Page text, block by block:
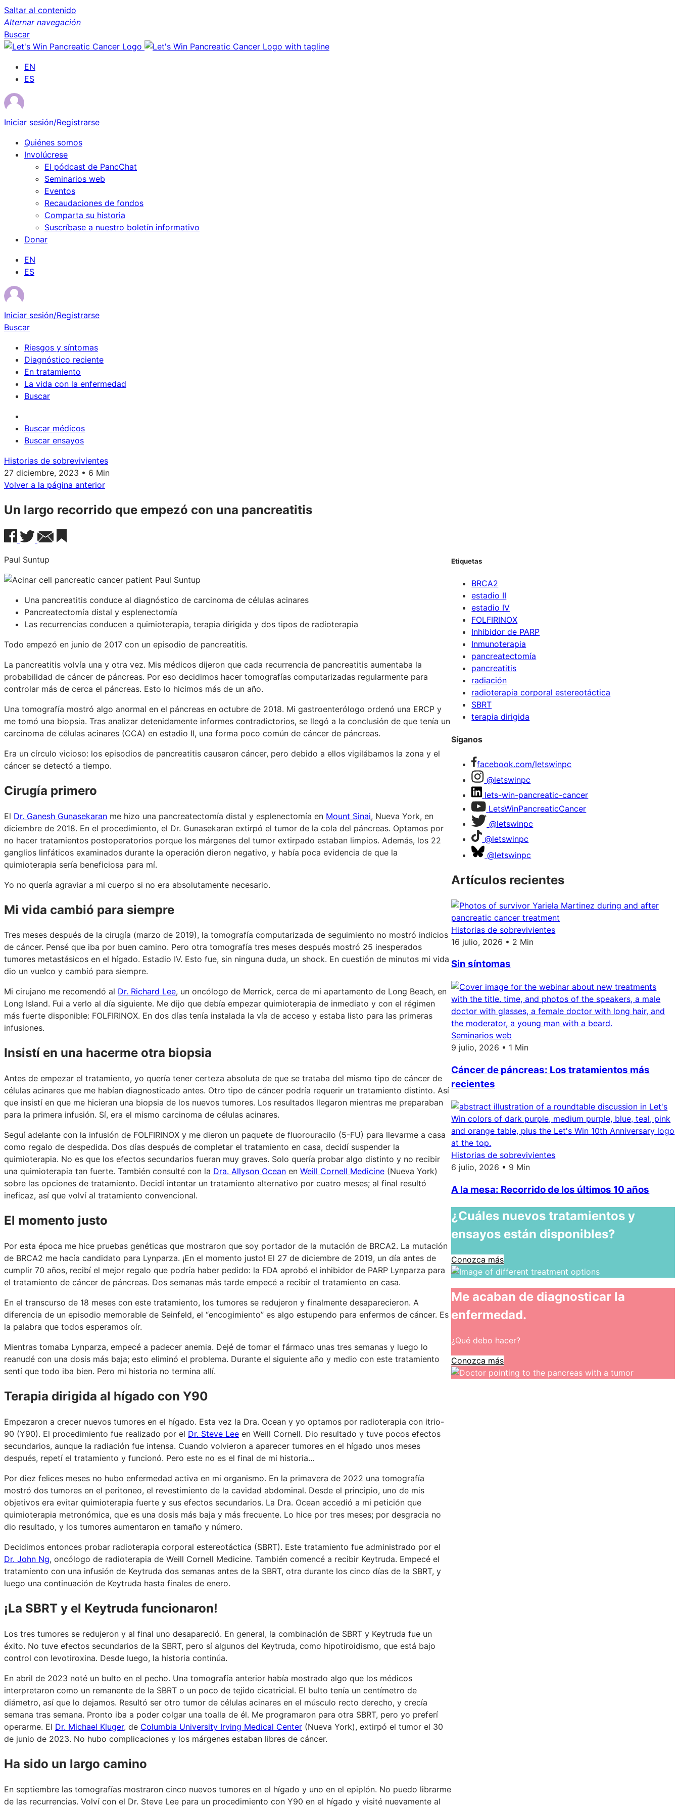
Saltar al contenido
Alternar navegación
Buscar
EN
ES
Iniciar sesión/Registrarse
Quiénes somos
Involúcrese
El pódcast de PancChat
Seminarios web
Eventos
Recaudaciones de fondos
Comparta su historia
Suscríbase a nuestro boletín informativo
Donar
EN
ES
Iniciar sesión/Registrarse
Buscar
Riesgos y síntomas
Diagnóstico reciente
En tratamiento
La vida con la enfermedad
Buscar
Buscar médicos
Buscar ensayos
Historias de sobrevivientes
27 diciembre, 2023 • 6 Min
Volver a la página anterior
Un largo recorrido que empezó con una pancreatitis
Paul Suntup
Una pancreatitis conduce al diagnóstico de carcinoma de células acinares
Pancreatectomía distal y esplenectomía
Las recurrencias conducen a quimioterapia, terapia dirigida y dos tipos de radioterapia
Todo empezó en junio de 2017 con un episodio de pancreatitis.
La pancreatitis volvía una y otra vez. Mis médicos dijeron que cada recurrencia de pancreatitis aumentaba la
probabilidad de cáncer de páncreas. Por eso decidimos hacer tomografías computarizadas regularmente para
controlar más de cerca el páncreas. Esto lo hicimos más de un año.
Una tomografía mostró algo anormal en el páncreas en octubre de 2018. Mi gastroenterólogo ordenó una ERCP y
me tomó una biopsia. Tras analizar detenidamente informes contradictorios, se llegó a la conclusión de que tenía un
carcinoma de células acinares (CCA) en estadio II, una forma poco común de cáncer de páncreas.
Era un círculo vicioso: los episodios de pancreatitis causaron cáncer, pero debido a ellos vigilábamos la zona y el
cáncer se detectó a tiempo.
Cirugía primero
El Dr. Ganesh Gunasekaran me hizo una pancreatectomía distal y esplenectomía en Mount Sinai, Nueva York, en
diciembre de 2018. En el procedimiento, el Dr. Gunasekaran extirpó el tumor de la cola del páncreas. Optamos por
no hacer tratamientos postoperatorios porque los márgenes del tumor extirpado estaban limpios. Además, los 22
ganglios linfáticos examinados durante la operación dieron negativo, y había poca evidencia de que la
quimioterapia sería beneficiosa para mí.
Yo no quería agraviar a mi cuerpo si no era absolutamente necesario.
Mi vida cambió para siempre
Tres meses después de la cirugía (marzo de 2019), la tomografía computarizada de seguimiento no mostró indicios
de cáncer. Pensé que iba por buen camino. Pero otra tomografía tres meses después mostró 25 inesperados
tumores metastásicos en el hígado. Estadio IV. Esto fue, sin ninguna duda, un shock. En cuestión de minutos mi vida
dio un vuelco y cambió para siempre.
Mi cirujano me recomendó al Dr. Richard Lee, un oncólogo de Merrick, cerca de mi apartamento de Long Beach, en
Long Island. Fui a verlo al día siguiente. Me dijo que debía empezar quimioterapia de inmediato y con el régimen
más fuerte disponible: FOLFIRINOX. En dos días tenía instalada la vía de acceso y estaba listo para las primeras
infusiones.
Insistí en una hacerme otra biopsia
Antes de empezar el tratamiento, yo quería tener certeza absoluta de que se trataba del mismo tipo de cáncer de
células acinares que me habían diagnosticado antes. Otro tipo de cáncer podría requerir un tratamiento distinto. Así
que insistí en que me hicieran una biopsia de los nuevos tumores. Los resultados llegaron mientras me preparaban
para la primera infusión. Sí, era el mismo carcinoma de células acinares.
Seguí adelante con la infusión de FOLFIRINOX y me dieron un paquete de fluorouracilo (5-FU) para llevarme a casa
como regalo de despedida. Dos días después de completar el tratamiento en casa, decidí suspender la
quimioterapia. No es que los efectos secundarios fueran muy graves. Solo quería probar algo distinto y no recibir
una quimioterapia tan fuerte. También consulté con la Dra. Allyson Ocean en Weill Cornell Medicine (Nueva York)
sobre las opciones de tratamiento. Decidí intentar un tratamiento alternativo por cuatro meses; al final resultó
ineficaz, así que volví al tratamiento convencional.
El momento justo
Por esta época me hice pruebas genéticas que mostraron que soy portador de la mutación de BRCA2. La mutación
de BRCA2 me hacía candidato para Lynparza. ¡En el momento justo! El 27 de diciembre de 2019, un día antes de
cumplir 70 años, recibí el mejor regalo que podría haber pedido: la FDA aprobó el inhibidor de PARP Lynparza para
el tratamiento de cáncer de páncreas. Dos semanas más tarde empecé a recibir el tratamiento en casa.
En el transcurso de 18 meses con este tratamiento, los tumores se redujeron y finalmente desaparecieron. A
diferencia de un episodio memorable de Seinfeld, el “encogimiento” es algo estupendo para enfermos de cáncer. Es
la palabra que todos esperamos oír.
Mientras tomaba Lynparza, empecé a padecer anemia. Dejé de tomar el fármaco unas tres semanas y luego lo
reanudé con una dosis más baja; esto eliminó el problema. Durante el siguiente año y medio con este tratamiento
sentí que todo iba bien. Pero mi historia no termina allí.
Terapia dirigida al hígado con Y90
Empezaron a crecer nuevos tumores en el hígado. Esta vez la Dra. Ocean y yo optamos por radioterapia con itrio-
90 (Y90). El procedimiento fue realizado por el Dr. Steve Lee en Weill Cornell. Dio resultado y tuve pocos efectos
secundarios, aunque la radiación fue intensa. Cuando volvieron a aparecer tumores en el hígado unos meses
después, repetí el tratamiento y funcionó. Pero este no es el final de mi historia…
Por diez felices meses no hubo enfermedad activa en mi organismo. En la primavera de 2022 una tomografía
mostró dos tumores en el peritoneo, el revestimiento de la cavidad abdominal. Desde el principio, uno de mis
objetivos era evitar quimioterapia fuerte y sus efectos secundarios. La Dra. Ocean accedió a mi petición que
quimioterapia metronómica, que es una dosis más baja y más frecuente. Lo hice por tres meses; por desgracia no
dio resultado, y los tumores aumentaron en tamaño y número.
Decidimos entonces probar radioterapia corporal estereotáctica (SBRT). Este tratamiento fue administrado por el
Dr. John Ng, oncólogo de radioterapia de Weill Cornell Medicine. También comencé a recibir Keytruda. Empecé el
tratamiento con una infusión de Keytruda dos semanas antes de la SBRT, otra durante los cinco días de la SBRT, y
luego una continuación de Keytruda hasta finales de enero.
¡La SBRT y el Keytruda funcionaron!
Los tres tumores se redujeron y al final uno desapareció. En general, la combinación de SBRT y Keytruda fue un
éxito. No tuve efectos secundarios de la SBRT, pero sí algunos del Keytruda, como hipotiroidismo, que está bajo
control con levotiroxina. Desde luego, la historia continúa.
En abril de 2023 noté un bulto en el pecho. Una tomografía anterior había mostrado algo que los médicos
interpretaron como un remanente de la SBRT o un poco de tejido cicatricial. El bulto tenía un centímetro de
diámetro, así que lo dejamos. Resultó ser otro tumor de células acinares en el músculo recto derecho, y crecía
semana tras semana. Pronto iba a poder colgar una toalla de él. Me programaron para otra SBRT, pero yo preferí
operarme. El Dr. Michael Kluger, de Columbia University Irving Medical Center (Nueva York), extirpó el tumor el 30
de junio de 2023. No hubo complicaciones y los márgenes estaban libres de cáncer.
Ha sido un largo camino
En septiembre las tomografías mostraron cinco nuevos tumores en el hígado y uno en el epiplón. No puedo librarme
de las recurrencias. Volví con el Dr. Steve Lee para un procedimiento con Y90 en el hígado y visité nuevamente al
Etiquetas
BRCA2
estadio II
estadio IV
FOLFIRINOX
Inhibidor de PARP
Inmunoterapia
pancreatectomía
pancreatitis
radiación
radioterapia corporal estereotáctica
SBRT
terapia dirigida
Síganos
facebook.com/letswinpc
@letswinpc
lets-win-pancreatic-cancer
LetsWinPancreaticCancer
@letswinpc
@letswinpc
@letswinpc
Artículos recientes
Historias de sobrevivientes
16 julio, 2026 • 2 Min
Sin síntomas
Seminarios web
9 julio, 2026 • 1 Min
Cáncer de páncreas: Los tratamientos más
recientes
Historias de sobrevivientes
6 julio, 2026 • 9 Min
A la mesa: Recorrido de los últimos 10 años
¿Cuáles nuevos tratamientos y
ensayos están disponibles?
Conozca más
Me acaban de diagnosticar la
enfermedad.
¿Qué debo hacer?
Conozca más